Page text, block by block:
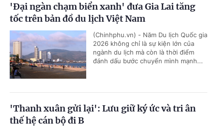
'Đại ngàn chạm biển xanh' đưa Gia Lai tăng
tốc trên bản đồ du lịch Việt Nam
(Chinhphu.vn) - Năm Du lịch Quốc gia
2026 không chỉ là sự kiện lớn của
ngành du lịch mà còn là thời điểm
đánh dấu bước chuyển mình mạnh...
'Thanh xuân gửi lại': Lưu giữ ký ức và tri ân
thế hệ cán bộ đi B